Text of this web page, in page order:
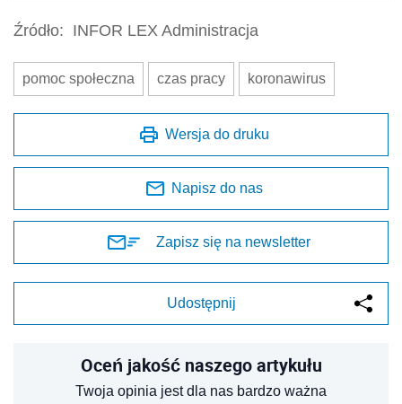
Źródło: INFOR LEX Administracja
pomoc społeczna czas pracy koronawirus
Wersja do druku
Napisz do nas
Zapisz się na newsletter
Udostępnij
Oceń jakość naszego artykułu
Twoja opinia jest dla nas bardzo ważna